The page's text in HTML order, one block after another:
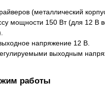
(металлический
мощности 150 Вт (для 12 В
напряжение 12 В.
выходным
работы